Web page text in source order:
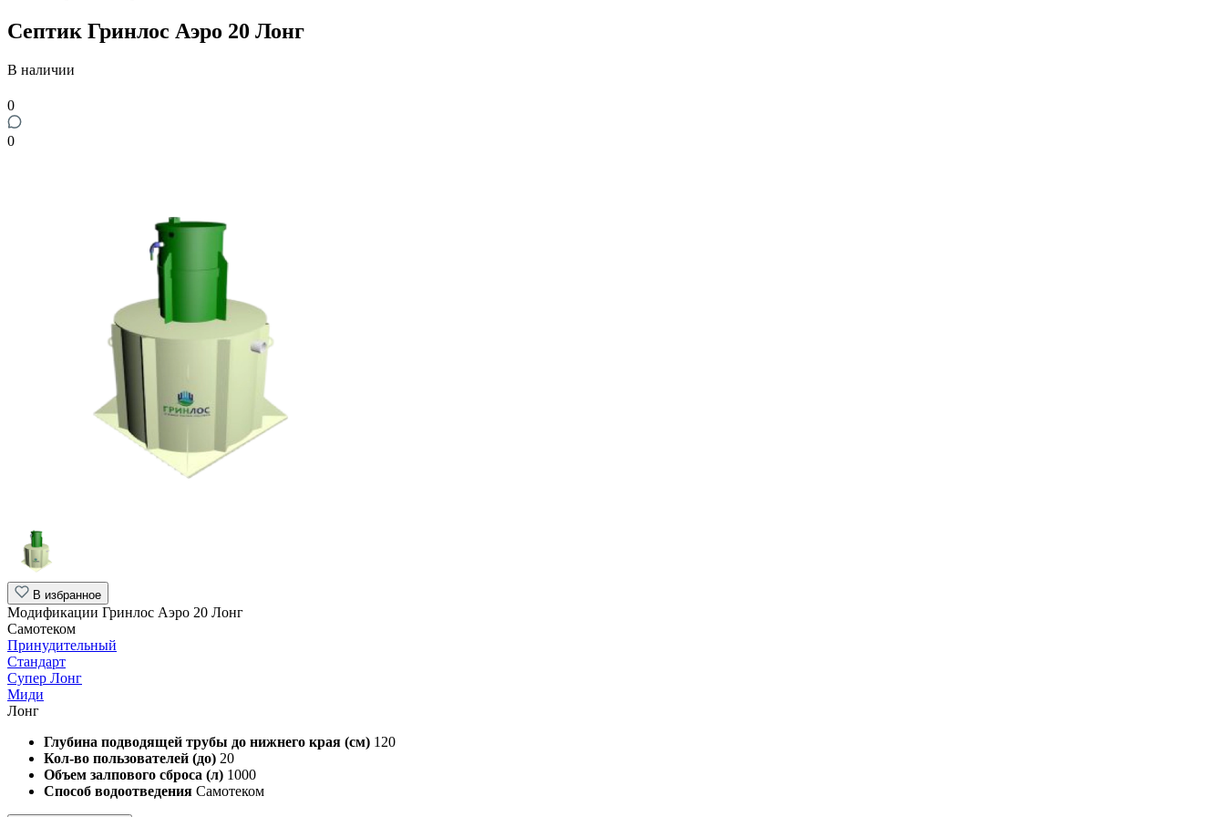
Септик Гринлос Аэро 20 Лонг
В наличии
0
0
В избранное
Модификации Гринлос Аэро 20 Лонг
Самотеком
Принудительный
Стандарт
Супер Лонг
Миди
Лонг
Глубина подводящей трубы до нижнего края (см) 120
Кол-во пользователей (до) 20
Объем залпового сброса (л) 1000
Способ водоотведения Самотеком